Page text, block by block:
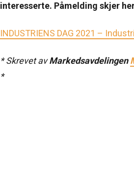
interesserte. Påmelding skjer
INDUSTRIENS DAG 2021 –
* Skrevet avMarkedsavdelingen
*